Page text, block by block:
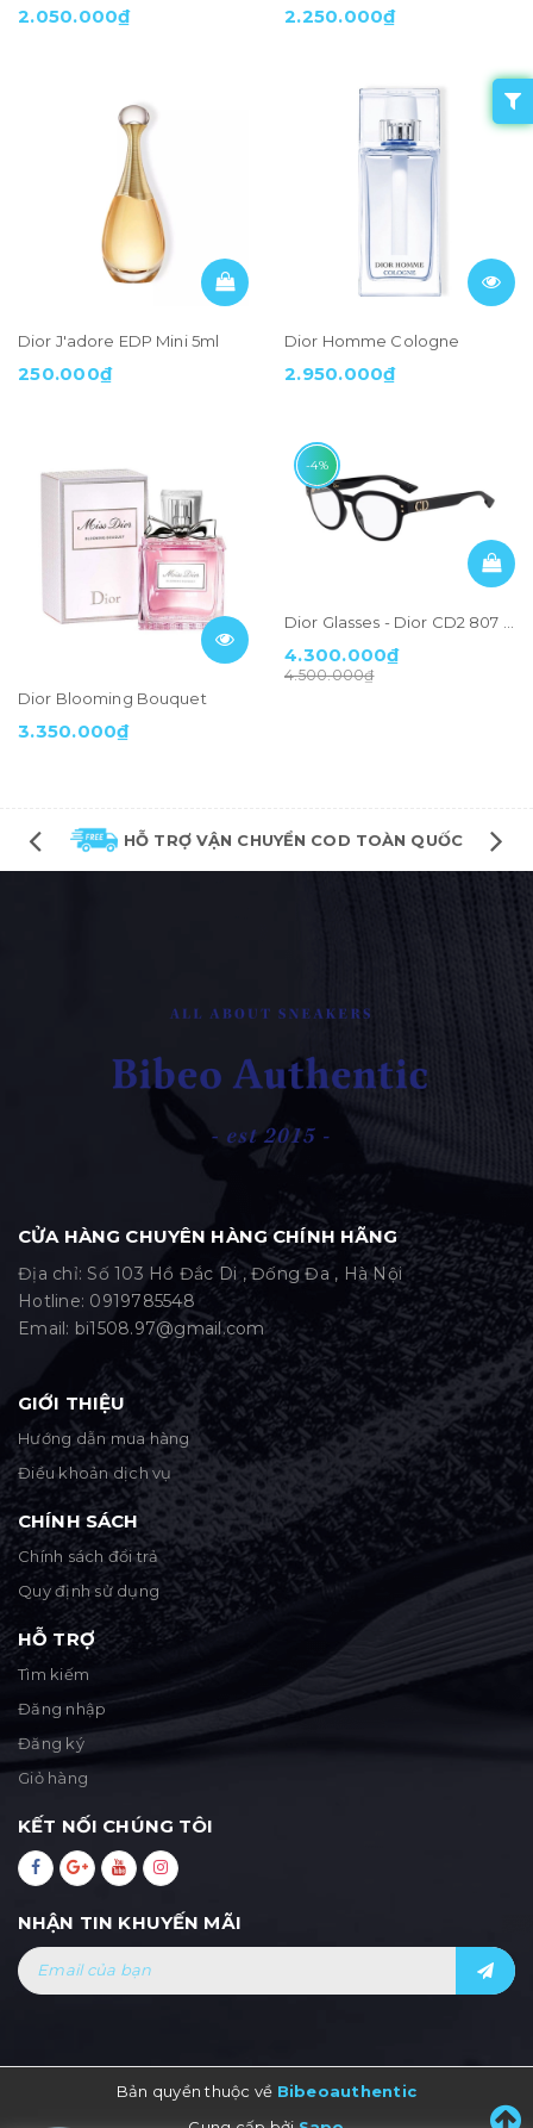
2.050.000₫ 2.250.000₫
Dior J'adore EDP Mini 5ml
250.000₫
Dior Homme Cologne
2.950.000₫
Dior Blooming Bouquet
3.350.000₫
-4%
4.300.000₫
4.500.000₫
HỖ TRỢ VẬN CHUYỂN COD TOÀN QUỐC
CỬA HÀNG CHUYÊN HÀNG CHÍNH HÃNG
Địa chỉ: Số 103 Hồ Đắc Di , Đống Đa , Hà Nội
Hotline: 0919785548
Email: bi1508.97@gmail.com
GIỚI THIỆU
Hướng dẫn mua hàng
Điều khoản dịch vụ
CHÍNH SÁCH
Chính sách đổi trả
Quy định sử dụng
HỖ TRỢ
Tìm kiếm
Đăng nhập
Đăng ký
Giỏ hàng
KẾT NỐI CHÚNG TÔI
NHẬN TIN KHUYẾN MÃI
Bản quyền thuộc về Bibeoauthentic